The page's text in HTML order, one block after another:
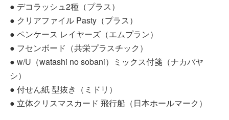
● デコラッシュ2種（プラス）
● クリアファイル Pasty（プラス）
● ペンケース レイヤーズ（エムプラン）
● フセンボード（共栄プラスチック）
● w/U（watashi no sobani）ミックス付箋（ナカバヤ
シ）
● 付せん紙 型抜き（ミドリ）
● 立体クリスマスカード 飛行船（日本ホールマーク）